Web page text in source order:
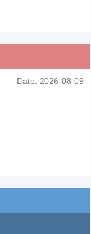
Date: 2026-08-09